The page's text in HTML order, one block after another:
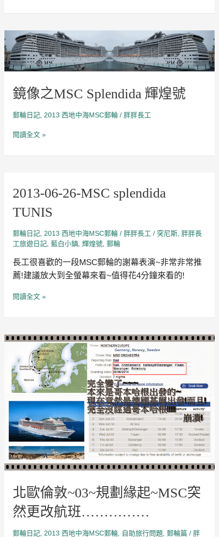
鏡像之MSC Splendida 輝煌號
郵輪日記 2013 西地中海MSC郵輪 / 胖胖長工
像
之
MSC
Splendida
號
閱讀全文 »
2013-06-26-MSC splendida
TUNIS
郵輪日記,2013 西地中海MSC郵輪 / 胖胖長工/突尼斯, 胖胖長
工旅遊日記, 藍白小鎮,輝煌號,郵輪
長工很喜歡的一段MSC郵輪的謝幕表演~非常非常推
薦!建議放大到全螢幕來看~值得花4分鐘來看的!
2013-
06-
MSC
TUNIS
閱讀全文 »
北歐倫敦~03~規劃緣起~MSC突
然更改航班……………
郵輪日記 2013 西地中海MSC郵輪 自助旅行問題 ,郵輪篇 / 胖
北
敦
~03~
規
劃
起
~MSC
突
然
更
改
航
班……………